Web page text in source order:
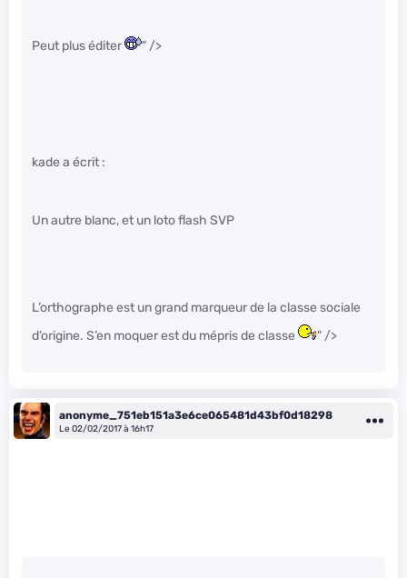
Peut plus éditer " />
kade a écrit :
Un autre blanc, et un loto flash SVP
L’orthographe est un grand marqueur de la classe sociale
d’origine. S’en moquer est du mépris de classe
" />
anonyme_751eb151a3e6ce065481d43bf0d18298
Le 02/02/2017 à 16h17